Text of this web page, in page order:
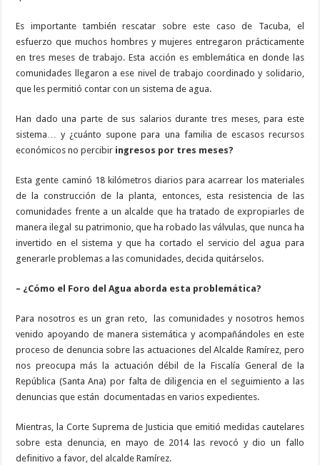
Es importante también rescatar sobre este caso de Tacuba, el
esfuerzo que muchos hombres y mujeres entregaron prácticamente
en tres meses de trabajo. Esta acción es emblemática en donde las
comunidades llegaron a ese nivel de trabajo coordinado y solidario,
que les permitió contar con un sistema de agua.
Han dado una parte de sus salarios durante tres meses, para este
sistema… y ¿cuánto supone para una familia de escasos recursos
económicos no percibir ingresos por tres meses?
Esta gente caminó 18 kilómetros diarios para acarrear los materiales
de la construcción de la planta, entonces, esta resistencia de las
comunidades frente a un alcalde que ha tratado de expropiarles de
manera ilegal su patrimonio, que ha robado las válvulas, que nunca ha
invertido en el sistema y que ha cortado el servicio del agua para
generarle problemas a las comunidades, decida quitárselos.
– ¿Cómo el Foro del Agua aborda esta problemática?
Para nosotros es un gran reto,
las comunidades y nosotros hemos
venido apoyando de manera sistemática y acompañándoles en este
proceso de denuncia sobre las actuaciones del Alcalde Ramírez, pero
nos preocupa más la actuación débil de la Fiscalía General de la
República (Santa Ana) por falta de diligencia en el seguimiento a las
denuncias que están documentadas en varios expedientes.
Mientras, la Corte Suprema de Justicia que emitió medidas cautelares
sobre esta denuncia, en mayo de 2014 las revocó y dio un fallo
definitivo a favor, del alcalde Ramírez.